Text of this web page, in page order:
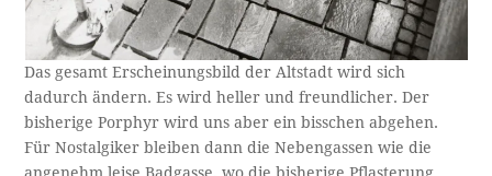
Das gesamt Erscheinungsbild der Altstadt wird sich
dadurch ändern. Es wird heller und freundlicher. Der
bisherige Porphyr wird uns aber ein bisschen abgehen.
Für Nostalgiker bleiben dann die Nebengassen wie die